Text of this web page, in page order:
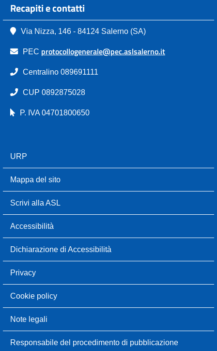
Recapiti e contatti
Via Nizza, 146 - 84124 Salerno (SA)
PEC protocollogenerale@pec.aslsalerno.it
Centralino 089691111
CUP 0892875028
P. IVA 04701800650
URP
Mappa del sito
Scrivi alla ASL
Accessibilità
Dichiarazione di Accessibilità
Privacy
Cookie policy
Note legali
Responsabile del procedimento di pubblicazione